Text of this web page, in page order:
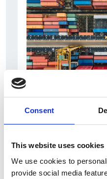
Consent
This website uses cookies
We use cookies to
provide social media
Interviste
Overview